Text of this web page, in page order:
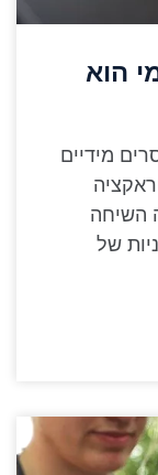
הוא
מידיים
של